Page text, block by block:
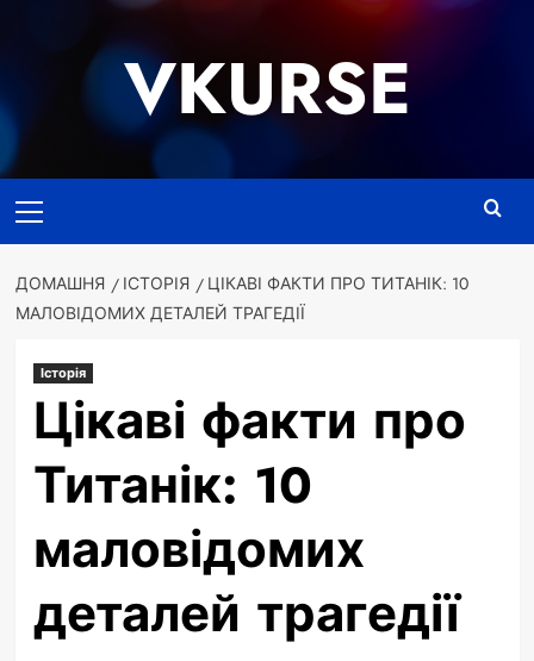
VKURSE
меню
ДОМАШНЯ ІСТОРІЯ
ЦІКАВІ ФАКТИ ПРО ТИТАНІК: 10
МАЛОВІДОМИХ ДЕТАЛЕЙ ТРАГЕДІЇ
Історія
Цікаві факти про
Титанік: 10
маловідомих
деталей трагедії